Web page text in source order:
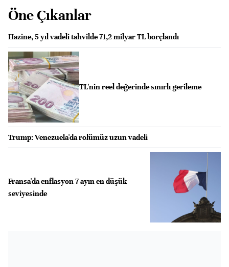
Öne Çıkanlar
Hazine, 5 yıl vadeli tahvilde 71,2 milyar TL borçlandı
TL'nin reel değerinde sınırlı gerileme
Trump: Venezuela'da rolümüz uzun vadeli
Fransa'da enflasyon 7 ayın en düşük
seviyesinde